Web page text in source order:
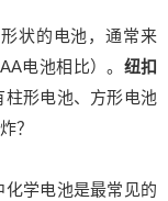
状的电池，通常来
电池相比）。 纽扣
形电池、方形电池
？
学电池是最常见的